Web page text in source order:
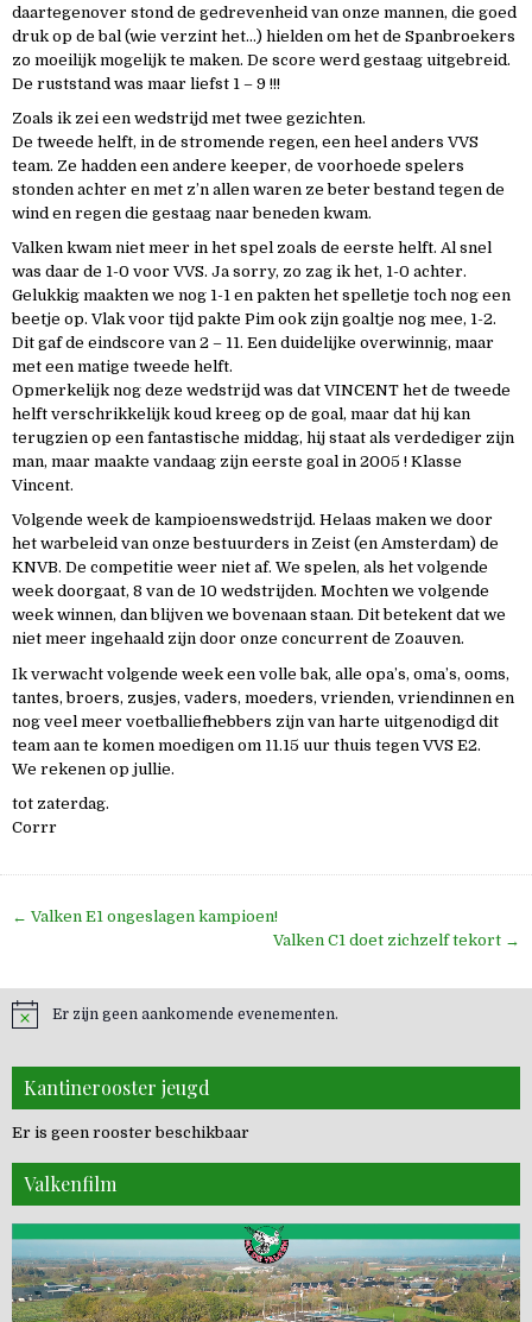
daartegenover stond de gedrevenheid van onze mannen, die goed
druk op de bal (wie verzint het…) hielden om het de Spanbroekers
zo moeilijk mogelijk te maken. De score werd gestaag uitgebreid.
De ruststand was maar liefst 1 – 9 !!!
Zoals ik zei een wedstrijd met twee gezichten.
De tweede helft, in de stromende regen, een heel anders VVS
team. Ze hadden een andere keeper, de voorhoede spelers
stonden achter en met z’n allen waren ze beter bestand tegen de
wind en regen die gestaag naar beneden kwam.
Valken kwam niet meer in het spel zoals de eerste helft. Al snel
was daar de 1-0 voor VVS. Ja sorry, zo zag ik het, 1-0 achter.
Gelukkig maakten we nog 1-1 en pakten het spelletje toch nog een
beetje op. Vlak voor tijd pakte Pim ook zijn goaltje nog mee, 1-2.
Dit gaf de eindscore van 2 – 11. Een duidelijke overwinnig, maar
met een matige tweede helft.
Opmerkelijk nog deze wedstrijd was dat VINCENT het de tweede
helft verschrikkelijk koud kreeg op de goal, maar dat hij kan
terugzien op een fantastische middag, hij staat als verdediger zijn
man, maar maakte vandaag zijn eerste goal in 2005 ! Klasse
Vincent.
Volgende week de kampioenswedstrijd. Helaas maken we door
het warbeleid van onze bestuurders in Zeist (en Amsterdam) de
KNVB. De competitie weer niet af. We spelen, als het volgende
week doorgaat, 8 van de 10 wedstrijden. Mochten we volgende
week winnen, dan blijven we bovenaan staan. Dit betekent dat we
niet meer ingehaald zijn door onze concurrent de Zoauven.
Ik verwacht volgende week een volle bak, alle opa’s, oma’s, ooms,
tantes, broers, zusjes, vaders, moeders, vrienden, vriendinnen en
nog veel meer voetballiefhebbers zijn van harte uitgenodigd dit
team aan te komen moedigen om 11.15 uur thuis tegen VVS E2.
We rekenen op jullie.
tot zaterdag.
Corrr
Bericht
← Valken E1 ongeslagen kampioen!
Valken C1 doet zichzelf tekort →
Er zijn geen aankomende evenementen.
Kantinerooster jeugd
Er is geen rooster beschikbaar
Valkenfilm